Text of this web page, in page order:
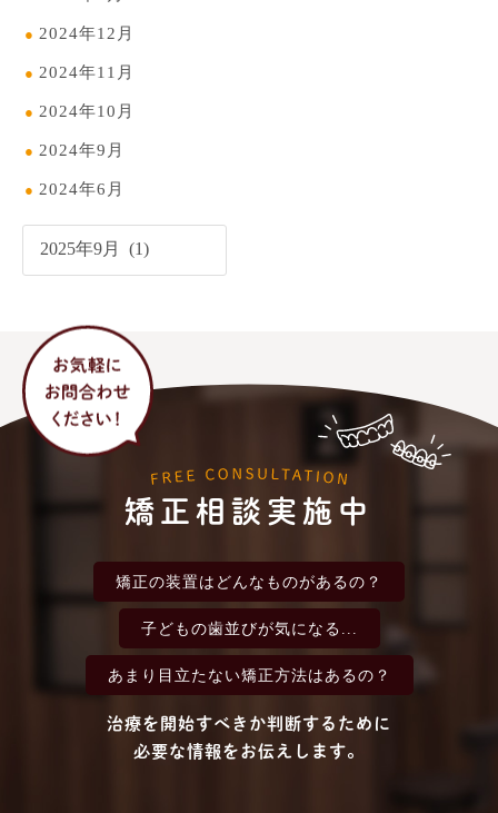
2024年12月
2024年11月
2024年10月
2024年9月
2024年6月
矯正相談実施中
矯正の装置は どんなものがあるの？
子どもの歯並びが気になる...
あまり目立たない矯正方法はあるの？
治療を開始すべきか判断するために
必要な情報をお伝えします。